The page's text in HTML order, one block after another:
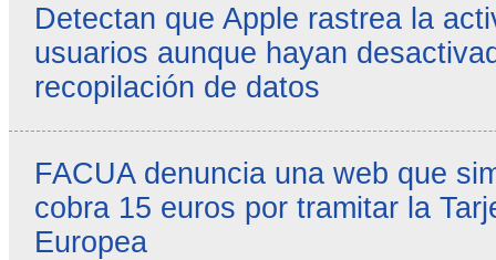
Detectan que Apple rastrea la
usuarios aunque hayan
recopilación de datos
FACUA denuncia una web que
cobra 15 euros por tramitar la
Europea